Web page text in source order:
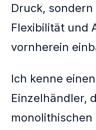
Druck,
Flexibilität und
vornherein
Ich kenne
Einzelhändler,